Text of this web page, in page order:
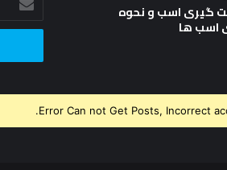
گیری اسب و نحوه
اسب ها
ایمیل
خود
وارد
Error Can not Get Posts, Incorrect